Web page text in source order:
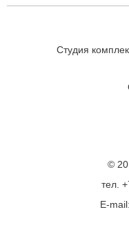
Студия
©
тел.
E-